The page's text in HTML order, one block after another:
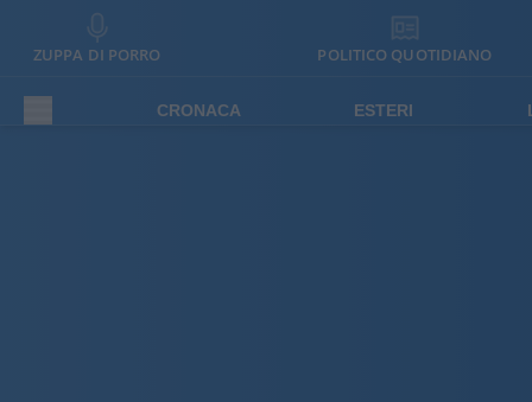
ZUPPA DI PORRO POLITICO QUOTIDIANO
CRONACA ESTERI